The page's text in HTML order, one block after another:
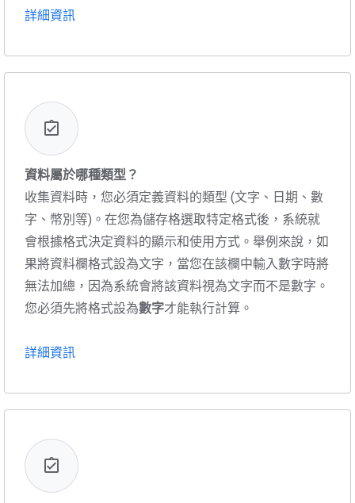
詳細資訊
資料屬於哪種類型？
收集資料時，您必須定義資料的類型 (文字、日期、數
字、幣別等)。在您為儲存格選取特定格式後，系統就
會根據格式決定資料的顯示和使用方式。舉例來說，如
果將資料欄格式設為文字，當您在該欄中輸入數字時將
無法加總，因為系統會將該資料視為文字而不是數字。
您必須先將格式設為數字才能執行計算。
詳細資訊